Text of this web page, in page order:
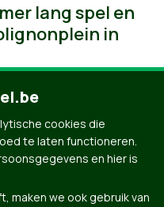
lang spel en
in
cookies die
te laten functioneren.
en hier is
maken we ook gebruik van